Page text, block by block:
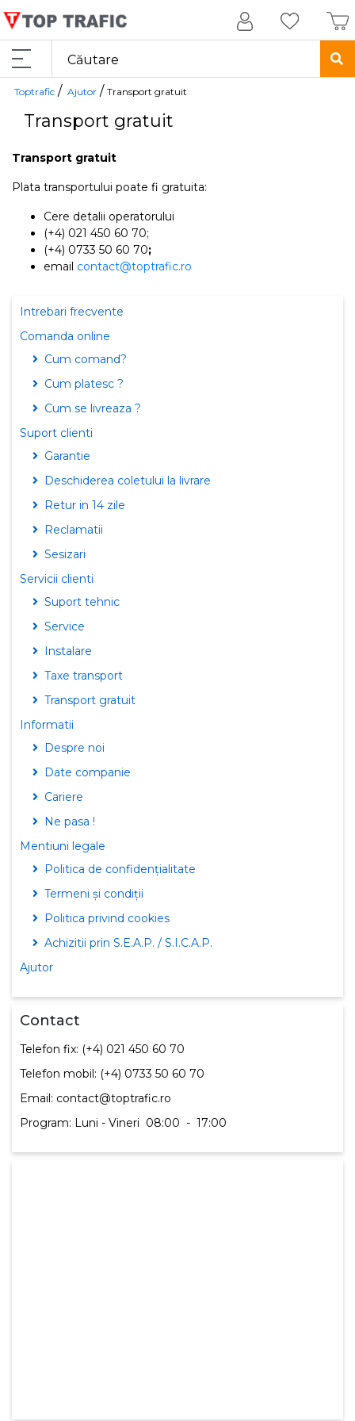
Toptrafic / Ajutor / Transport gratuit
Transport gratuit
Intrebari frecvente
Comanda online
Cum comand?
Cum platesc ?
Cum se livreaza ?
Suport clienti
Garantie
Deschiderea coletului la livrare
Retur in 14 zile
Reclamatii
Sesizari
Servicii clienti
Suport tehnic
Service
Instalare
Taxe transport
Transport gratuit
Informatii
Despre noi
Date companie
Cariere
Ne pasa !
Mentiuni legale
Politica de confidențialitate
Termeni și condiții
Politica privind cookies
Achizitii prin S.E.A.P. / S.I.C.A.P.
Ajutor
Contact
Telefon fix: (+4) 021 450 60 70
Telefon mobil: (+4) 0733 50 60 70
Email: contact@toptrafic.ro
Program: Luni - Vineri 08:00 - 17:00
Transport gratuit
Plata transportului poate fi gratuita:
Cere detalii operatorului
(+4) 021 450 60 70;
(+4) 0733 50 60 70;
email contact@toptrafic.ro